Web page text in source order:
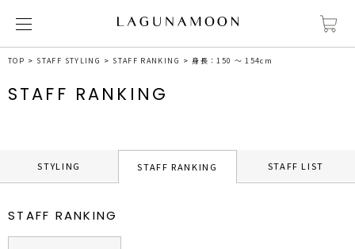
TOP STAFF STYLING STAFF RANKING 身長：150 ～ 154cm
STAFF RANKING
STYLING STAFF RANKING STAFF LIST
STAFF RANKING